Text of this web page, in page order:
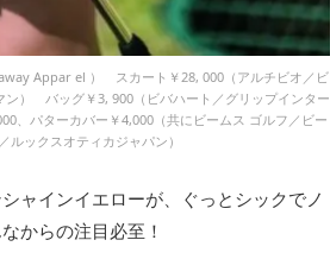
Appar el ） スカート￥28, 000（アルチビオ／ビ
） バッグ￥3, 900（ビバハート／グリップインター
パターカバー￥4,000（共にビームス ゴルフ／ビー
ックスオティカジャパン）
ャインイエローが、ぐっとシックでノ
からの注目必至！